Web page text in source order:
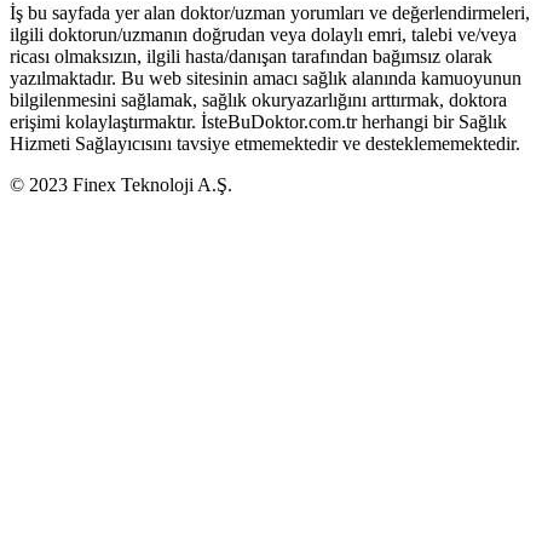
İş bu sayfada yer alan doktor/uzman yorumları ve değerlendirmeleri,
ilgili doktorun/uzmanın doğrudan veya dolaylı emri, talebi ve/veya
ricası olmaksızın, ilgili hasta/danışan tarafından bağımsız olarak
yazılmaktadır. Bu web sitesinin amacı sağlık alanında kamuoyunun
bilgilenmesini sağlamak, sağlık okuryazarlığını arttırmak, doktora
erişimi kolaylaştırmaktır. İsteBuDoktor.com.tr herhangi bir Sağlık
Hizmeti Sağlayıcısını tavsiye etmemektedir ve desteklememektedir.
© 2023 Finex Teknoloji A.Ş.